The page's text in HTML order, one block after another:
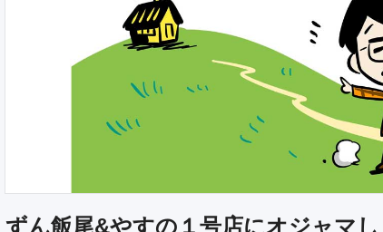
ずん飯尾&やすの１号店にオジャマ